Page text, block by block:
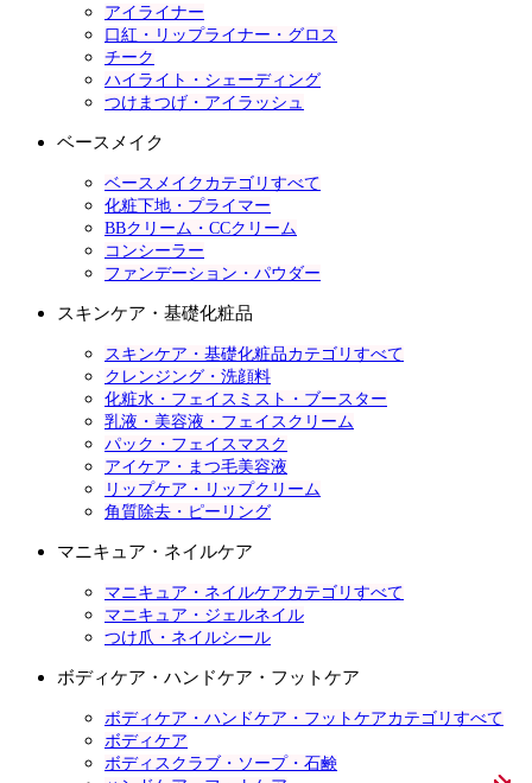
アイライナー
口紅・リップライナー・グロス
チーク
ハイライト・シェーディング
つけまつげ・アイラッシュ
ベースメイク
ベースメイクカテゴリすべて
化粧下地・プライマー
BBクリーム・CCクリーム
コンシーラー
ファンデーション・パウダー
スキンケア・基礎化粧品
スキンケア・基礎化粧品カテゴリすべて
クレンジング・洗顔料
化粧水・フェイスミスト・ブースター
乳液・美容液・フェイスクリーム
パック・フェイスマスク
アイケア・まつ毛美容液
リップケア・リップクリーム
角質除去・ピーリング
マニキュア・ネイルケア
マニキュア・ネイルケアカテゴリすべて
マニキュア・ジェルネイル
つけ爪・ネイルシール
ボディケア・ハンドケア・フットケア
ボディケア・ハンドケア・フットケアカテゴリすべて
ボディケア
ボディスクラブ・ソープ・石鹸